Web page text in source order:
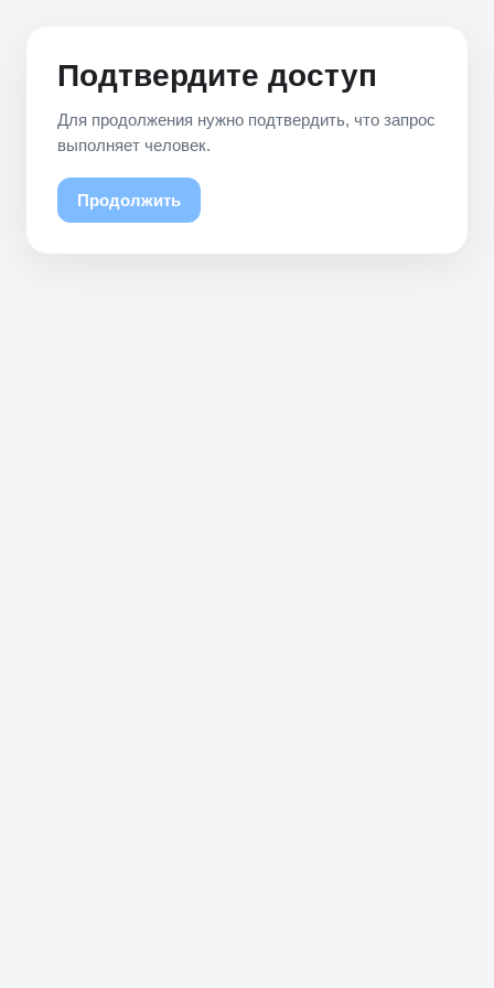
Подтвердите доступ
Для продолжения нужно подтвердить, что запрос
выполняет человек.
Продолжить